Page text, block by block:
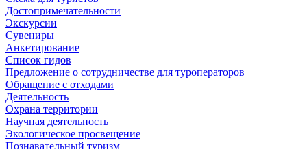
Достопримечательности
Экскурсии
Сувениры
Анкетирование
Список гидов
Предложение о сотрудничестве для туроператоров
Обращение с отходами
Деятельность
Охрана территории
Научная деятельность
Экологическое просвещение
Познавательный туризм